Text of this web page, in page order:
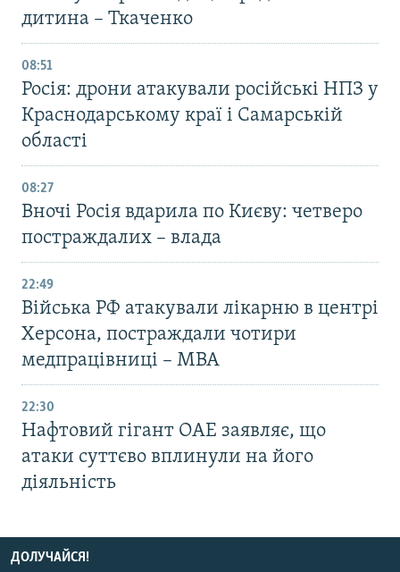
дитина – Ткаченко
08:51
Росія: дрони атакували російські НПЗ у
Краснодарському краї і Самарській
області
08:27
Вночі Росія вдарила по Києву: четверо
постраждалих – влада
22:49
Війська РФ атакували лікарню в центрі
Херсона, постраждали чотири
медпрацівниці – МВА
22:30
Нафтовий гігант ОАЕ заявляє, що
атаки суттєво вплинули на його
діяльність
ДОЛУЧАЙСЯ!